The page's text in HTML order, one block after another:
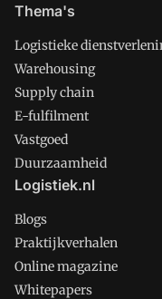
Thema's
Logistieke
Warehousing
Supply chain
E-fulfilment
Vastgoed
Duurzaamheid
Logistiek.nl
Blogs
Praktijkverhalen
Online magazine
Whitepapers